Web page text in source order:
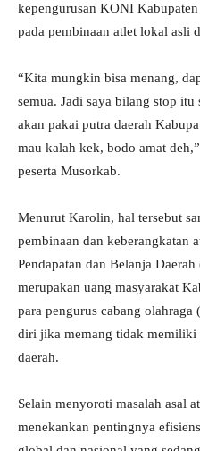
kepengurusan KONI
pada pembinaan atlet lokal asli
“Kita mungkin bisa menang,
semua. Jadi saya bilang stop
akan pakai putra daerah
mau kalah kek, bodo amat
peserta Musorkab.
Menurut Karolin, hal tersebut
pembinaan dan keberangkatan
Pendapatan dan Belanja
merupakan uang masyarakat
para pengurus cabang
diri jika memang tidak memiliki
daerah.
Selain menyoroti masalah asal
menekankan pentingnya